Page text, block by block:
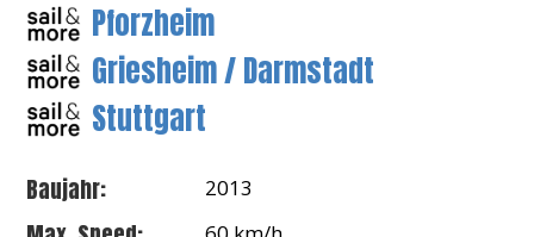
Pforzheim
Griesheim / Darmstadt
Stuttgart
Baujahr: 2013